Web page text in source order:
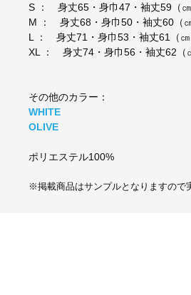
S ： 身丈65・身巾47・袖丈59（㎝
M ： 身丈68・身巾50・袖丈60（㎝
L ： 身丈71・身巾53・袖丈61（㎝
XL ： 身丈74・身巾56・袖丈62（
その他のカラー：
WHITE
OLIVE
ポリエステル100%
※掲載商品はサンプルとなりますので